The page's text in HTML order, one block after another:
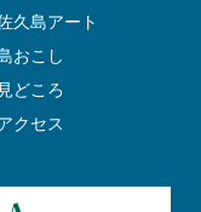
久島アート
おこし
見どころ
クセス